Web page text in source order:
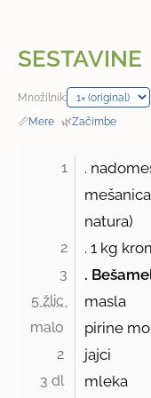
SESTAVINE
Množilnik:
📏Mere · 🌿Začimbe
1
.
natura)
2 . 1 kg
3 .
5 žlic masla
malo pirine
2 jajci
3 dl mleka